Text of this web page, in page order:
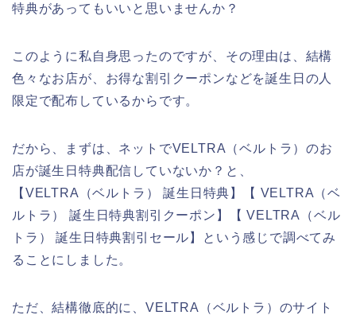
特典があってもいいと思いませんか？
このように私自身思ったのですが、その理由は、結構
色々なお店が、お得な割引クーポンなどを誕生日の人
限定で配布しているからです。
だから、まずは、ネットでVELTRA（ベルトラ）のお
店が誕生日特典配信していないか？と、
【VELTRA（ベルトラ） 誕生日特典】【 VELTRA（ベ
ルトラ） 誕生日特典割引クーポン】【 VELTRA（ベル
トラ） 誕生日特典割引セール】という感じで調べてみ
ることにしました。
ただ、結構徹底的に、VELTRA（ベルトラ）のサイト